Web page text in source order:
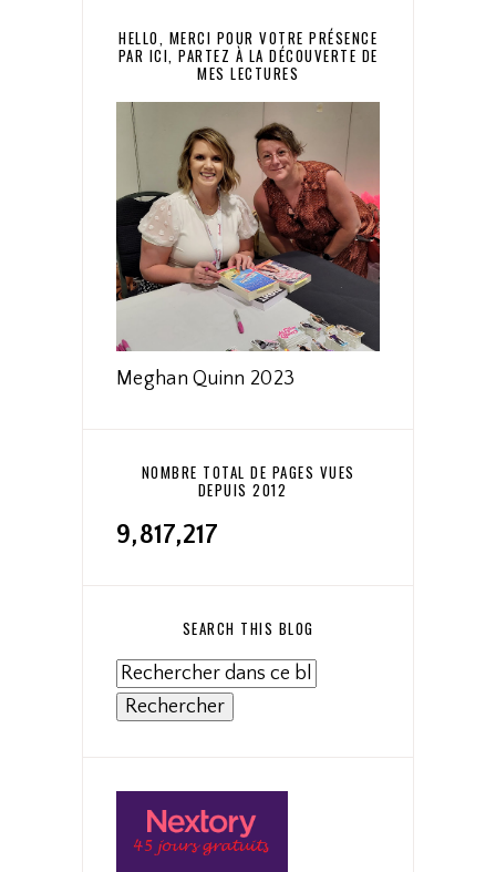
HELLO, MERCI POUR VOTRE PRÉSENCE
PAR ICI, PARTEZ À LA DÉCOUVERTE DE
MES LECTURES
Meghan Quinn 2023
NOMBRE TOTAL DE PAGES VUES
DEPUIS 2012
9,817,217
SEARCH THIS BLOG